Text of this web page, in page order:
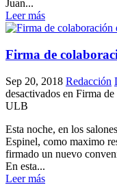
Juan...
Leer más
Firma de
Sep 20, 2018 Redacción
desactivados en Firma
ULB
Esta noche, en los
Espinel, como maximo
firmado un nuevo
En esta...
Leer más